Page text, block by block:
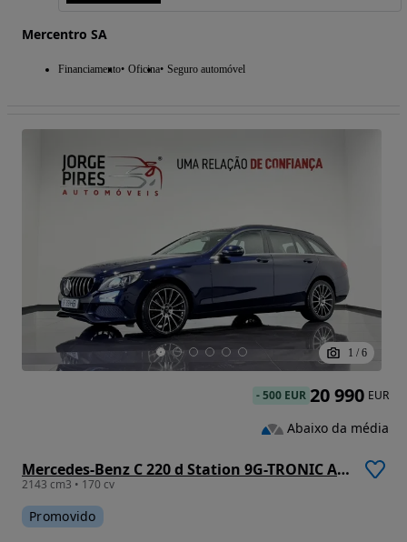
Mercentro SA
Financiamento Oficina Seguro automóvel
1 / 6
Mercedes-Benz C 220 d Station 9G-TRONIC Avantgarde
2143 cm3 • 170 cv
Promovido
-500 EUR 20 990 EUR
Abaixo da média